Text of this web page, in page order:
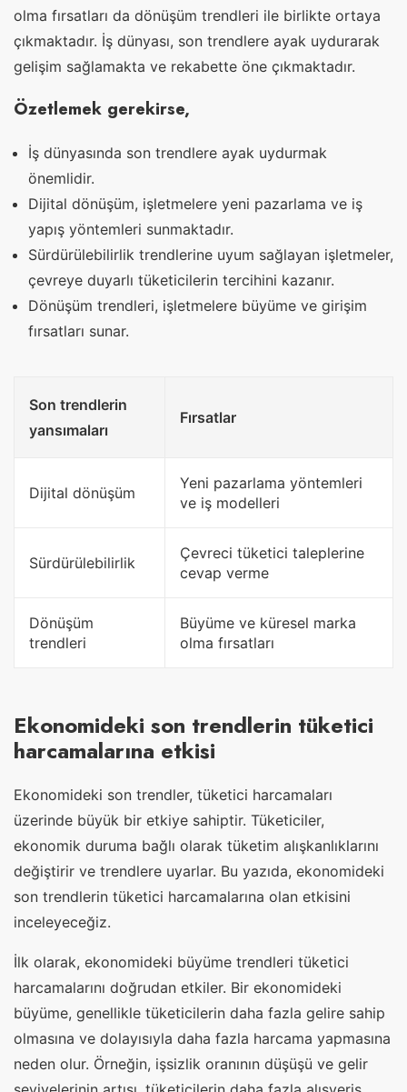
olma fırsatları da dönüşüm trendleri ile birlikte ortaya
çıkmaktadır. İş dünyası, son trendlere ayak uydurarak
gelişim sağlamakta ve rekabette öne çıkmaktadır.
Özetlemek gerekirse,
İş dünyasında son trendlere ayak uydurmak
önemlidir.
Dijital dönüşüm, işletmelere yeni pazarlama ve iş
yapış yöntemleri sunmaktadır.
Sürdürülebilirlik trendlerine uyum sağlayan işletmeler,
çevreye duyarlı tüketicilerin tercihini kazanır.
Dönüşüm trendleri, işletmelere büyüme ve girişim
fırsatları sunar.
Son trendlerin
yansımaları
Fırsatlar
Dijital dönüşüm
Yeni pazarlama yöntemleri
ve iş modelleri
Sürdürülebilirlik
Çevreci tüketici taleplerine
cevap verme
Dönüşüm
trendleri
Büyüme ve küresel marka
olma fırsatları
Ekonomideki son trendlerin tüketici
harcamalarına etkisi
Ekonomideki son trendler, tüketici harcamaları
üzerinde büyük bir etkiye sahiptir. Tüketiciler,
ekonomik duruma bağlı olarak tüketim alışkanlıklarını
değiştirir ve trendlere uyarlar. Bu yazıda, ekonomideki
son trendlerin tüketici harcamalarına olan etkisini
inceleyeceğiz.
İlk olarak, ekonomideki büyüme trendleri tüketici
harcamalarını doğrudan etkiler. Bir ekonomideki
büyüme, genellikle tüketicilerin daha fazla gelire sahip
olmasına ve dolayısıyla daha fazla harcama yapmasına
neden olur. Örneğin, işsizlik oranının düşüşü ve gelir